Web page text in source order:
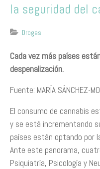
la seguridad del
Drogas
Cada vez más países
despenalización.
Fuente: MARÍA SÁNCHEZ-
El consumo de cannabis
y se está incrementando
países están optando por
Ante este panorama,
Psiquiatría, Psicología y